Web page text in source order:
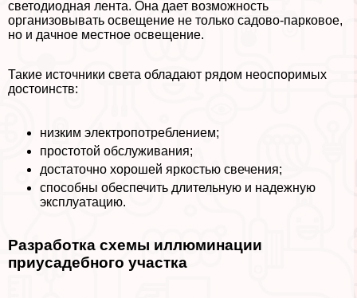
светодиодная лента. Она дает возможность
организовывать освещение не только садово-парковое,
но и дачное местное освещение.
Такие источники света обладают рядом неоспоримых
достоинств:
низким электропотрeблением;
простотой обслуживания;
достаточно хорошей яркостью свечения;
способны обеспечить длительную и надежную
эксплуатацию.
Разработка схемы иллюминации
приусадебного участка